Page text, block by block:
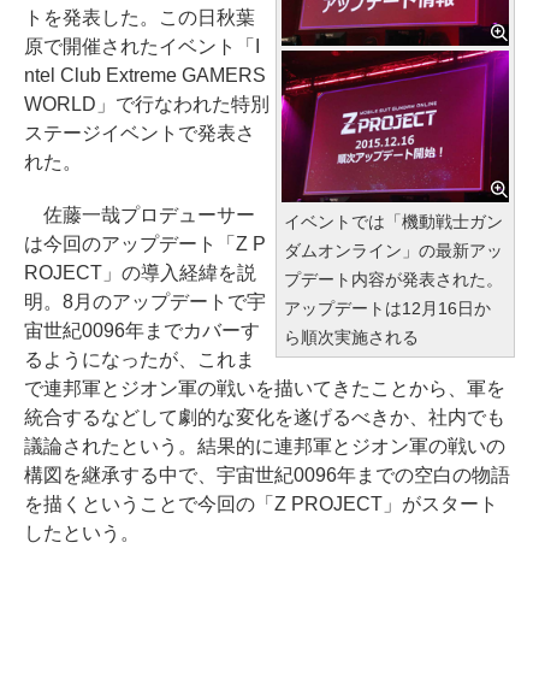
イベントでは「機動戦士ガン
ダムオンライン」の最新アッ
プデート内容が発表された。
アップデートは12月16日か
ら順次実施される
トを発表した。この日秋葉
原で開催されたイベント「I
ntel Club Extreme GAMERS
WORLD」で行なわれた特別
ステージイベントで発表さ
れた。
佐藤一哉プロデューサー
は今回のアップデート「Z P
ROJECT」の導入経緯を説
明。8月のアップデートで宇
宙世紀0096年までカバーす
るようになったが、これま
で連邦軍とジオン軍の戦いを描いてきたことから、軍を
統合するなどして劇的な変化を遂げるべきか、社内でも
議論されたという。結果的に連邦軍とジオン軍の戦いの
構図を継承する中で、宇宙世紀0096年までの空白の物語
を描くということで今回の「Z PROJECT」がスタート
したという。